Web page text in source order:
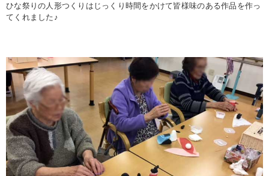
ひな祭りの人形つくりはじっくり時間をかけて皆様味のある作品を作っ
てくれました♪